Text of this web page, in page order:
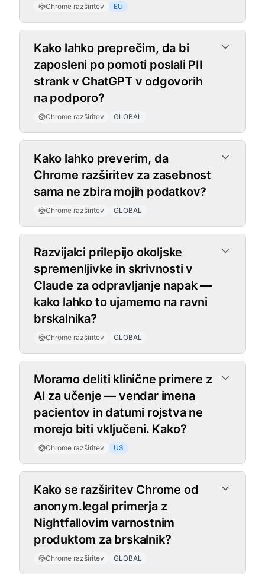
Chrome razširitev EU
Kako lahko preprečim, da bi
zaposleni po pomoti poslali PII
strank v ChatGPT v odgovorih
na podporo?
Chrome razširitev GLOBAL
Kako lahko preverim, da
Chrome razširitev za zasebnost
sama ne zbira mojih podatkov?
Chrome razširitev GLOBAL
Razvijalci prilepijo okoljske
spremenljivke in skrivnosti v
Claude za odpravljanje napak —
kako lahko to ujamemo na ravni
brskalnika?
Chrome razširitev GLOBAL
Moramo deliti klinične primere z
AI za učenje — vendar imena
pacientov in datumi rojstva ne
morejo biti vključeni. Kako?
Chrome razširitev US
Kako se razširitev Chrome od
anonym.legal primerja z
Nightfallovim varnostnim
produktom za brskalnik?
Chrome razširitev GLOBAL